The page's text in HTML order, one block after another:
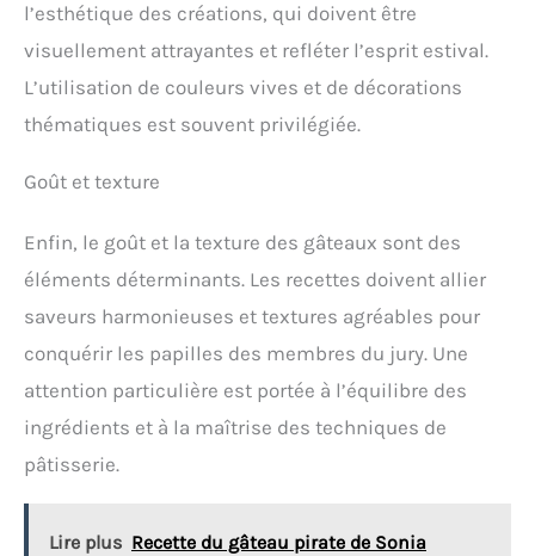
l’esthétique des créations, qui doivent être
visuellement attrayantes et refléter l’esprit estival.
L’utilisation de couleurs vives et de décorations
thématiques est souvent privilégiée.
Goût et texture
Enfin, le goût et la texture des gâteaux sont des
éléments déterminants. Les recettes doivent allier
saveurs harmonieuses et textures agréables pour
conquérir les papilles des membres du jury. Une
attention particulière est portée à l’équilibre des
ingrédients et à la maîtrise des techniques de
pâtisserie.
Lire plus Recette du gâteau pirate de Sonia